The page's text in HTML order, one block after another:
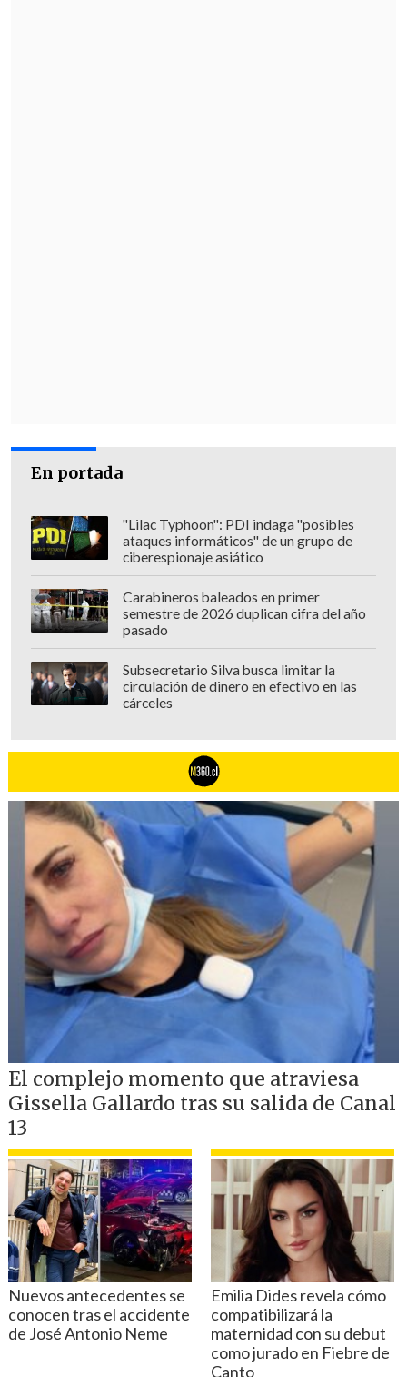
En portada
"Lilac Typhoon": PDI indaga "posibles
ataques informáticos" de un grupo de
ciberespionaje asiático
Carabineros baleados en primer
semestre de 2026 duplican cifra del año
pasado
Subsecretario Silva busca limitar la
circulación de dinero en efectivo en las
cárceles